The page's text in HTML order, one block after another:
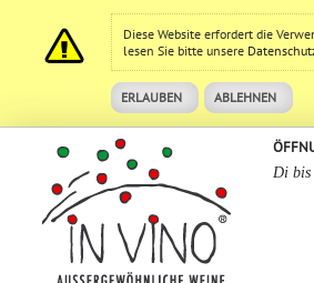
Diese Website erfordert die
lesen Sie bitte unsere
ERLAUBEN ABLEHNEN
Di bis